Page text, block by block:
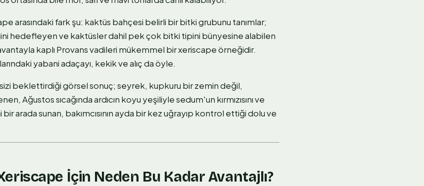
arasındaki fark şu: kaktüs bahçesi belirli bir bitki grubunu tanımlar;
hedefleyen ve kaktüsler dahil pek çok bitki tipini bünyesine alabilen
kaplı Provans vadileri mükemmel bir xeriscape örneğidir.
yabani adaçayı, kekik ve alıç da öyle.
beklettirdiği görsel sonuç; seyrek, kupkuru bir zemin değil,
Ağustos sıcağında ardıcın koyu yeşiliyle sedum'un kırmızısını ve
arada sunan, bakımcısının ayda bir kez uğrayıp kontrol ettiği dolu ve
İçin Neden Bu Kadar Avantajlı?